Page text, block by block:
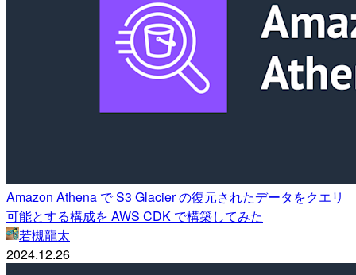
Amazon Athena で S3 Glacier の復元されたデータをクエリ
可能とする構成を AWS CDK で構築してみた
若槻龍太
2024.12.26